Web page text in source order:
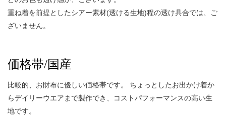
重ね着を前提としたシアー素材(透ける生地)程の透け具合では、ご
ざいません。
価格帯/国産
比較的、お財布に優しい価格帯です。 ちょっとしたお出かけ着か
らデイリーウエアまで製作でき、コストパフォーマンスの高い生
地です。